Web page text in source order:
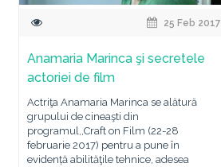
25 Feb 2017
Anamaria Marinca şi secretele
actoriei de film
Actriţa Anamaria Marinca se alătură
grupului de cineaşti din
programul,,Craft on Film (22-28
februarie 2017) pentru a pune în
evidență abilităţile tehnice, adesea